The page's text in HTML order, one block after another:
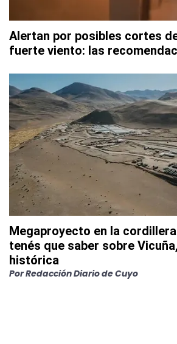
Alertan por posibles cortes
fuerte viento: las
Megaproyecto en la
tenés que saber sobre
histórica
PorRedacción Diario de Cuyo